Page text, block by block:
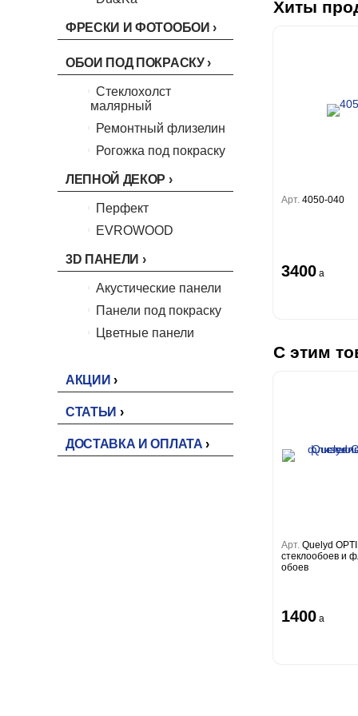
Boho
Shades
Citi Glam
Empire
Lifestyle
Prestige
Linen
Natura
King
Him
ФРЕСКИ И ФОТООБОИ
ОБОИ ПОД ПОКРАСКУ
Стеклохолст
малярный
Ремонтный флизелин
Рогожка под покраску
ЛЕПНОЙ ДЕКОР
Перфект
EVROWOOD
3D ПАНЕЛИ
Акустические панели
Панели под покраску
Цветные панели
АКЦИИ
СТАТЬИ
ДОСТАВКА И ОПЛАТА
Хиты
Арт. 4050-040
3400 a
С этим
Арт. Quelyd
стеклообоев и
обоев
1400 a